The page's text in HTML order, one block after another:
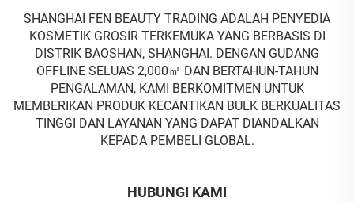
SHANGHAI FEN BEAUTY TRADING ADALAH PENYEDIA
KOSMETIK GROSIR TERKEMUKA YANG BERBASIS DI
DISTRIK BAOSHAN, SHANGHAI. DENGAN GUDANG
OFFLINE SELUAS 2,000㎡ DAN BERTAHUN-TAHUN
PENGALAMAN, KAMI BERKOMITMEN UNTUK
MEMBERIKAN PRODUK KECANTIKAN BULK BERKUALITAS
TINGGI DAN LAYANAN YANG DAPAT DIANDALKAN
KEPADA PEMBELI GLOBAL.
HUBUNGI KAMI